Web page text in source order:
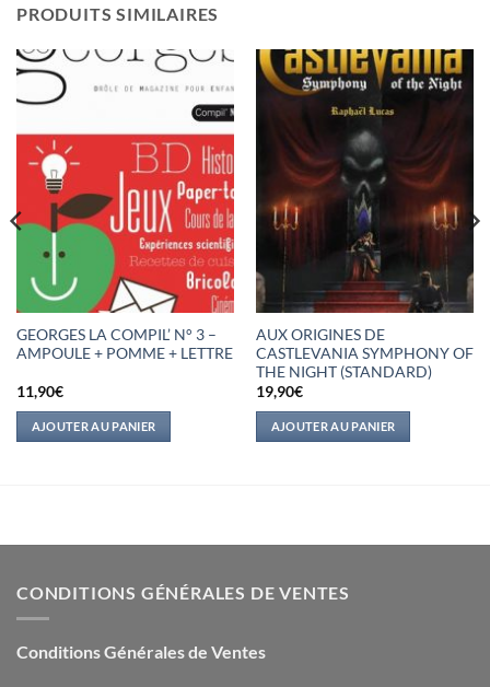
PRODUITS SIMILAIRES
GEORGES LA COMPIL’ N° 3 –
AMPOULE + POMME + LETTRE
11,90€
AJOUTER AU PANIER
AUX ORIGINES DE
CASTLEVANIA SYMPHONY OF
THE NIGHT (STANDARD)
19,90€
AJOUTER AU PANIER
CONDITIONS GÉNÉRALES DE VENTES
Conditions Générales de Ventes